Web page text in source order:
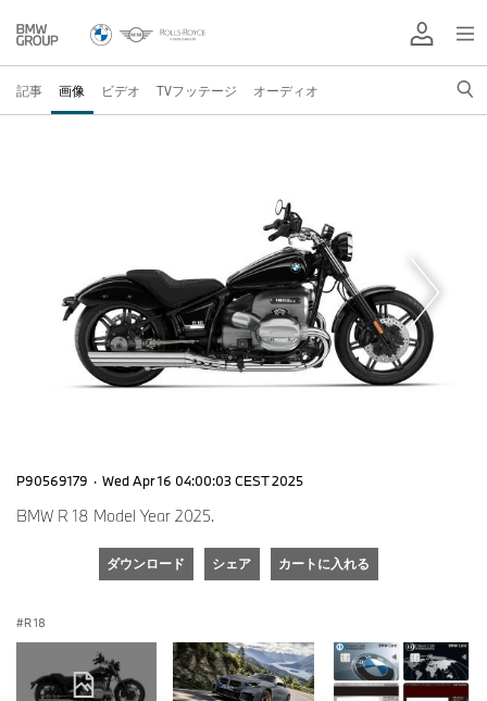
記事 画像 ビデオ TVフッテージ オーディオ
P90569179 · Wed Apr 16 04:00:03 CEST 2025
BMW R 18 Model Year 2025.
ダウンロード シェア カートに入れる
R 18